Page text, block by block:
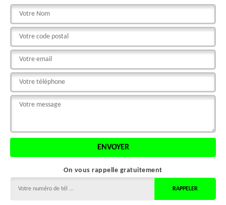
On vous rappelle gratuitement